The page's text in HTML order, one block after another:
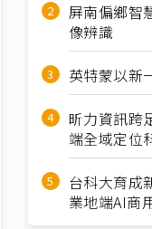
屏南偏鄉智
像辨識
英特蒙以新
昕力資訊跨
端全域定位
台科大育成
業地端AI商